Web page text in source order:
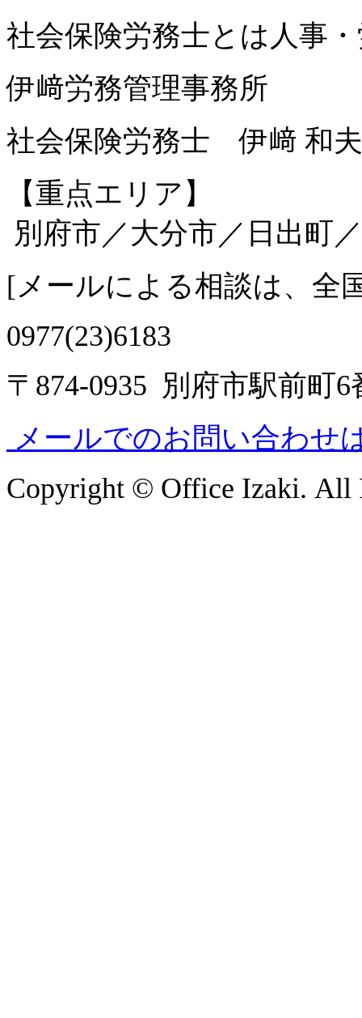
社会保険労務士とは人事
伊﨑労務管理事務所
社会保険労務士 伊﨑 和夫
【重点エリア】
別府市／大分市／日出町
[メールによる相談は、全
0977(23)6183
〒874-0935 別府市駅前町
メールでのお問い合わせ
Copyright © Office Izaki. All